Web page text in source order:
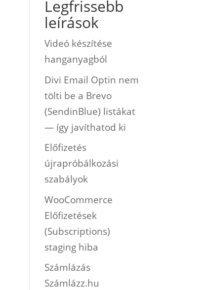
Legfrissebb
leírások
Videó készítése
hanganyagból
Divi Email Optin nem
tölti be a Brevo
(SendinBlue) listákat
— így javíthatod ki
Előfizetés
újrapróbálkozási
szabályok
WooCommerce
Előfizetések
(Subscriptions)
staging hiba
Számlázás
Számlázz.hu